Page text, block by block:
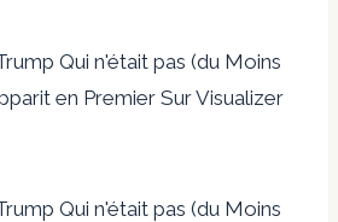
Qui n'était pas (du Moins
en Premier Sur Visualizer
Qui n'était pas (du Moins